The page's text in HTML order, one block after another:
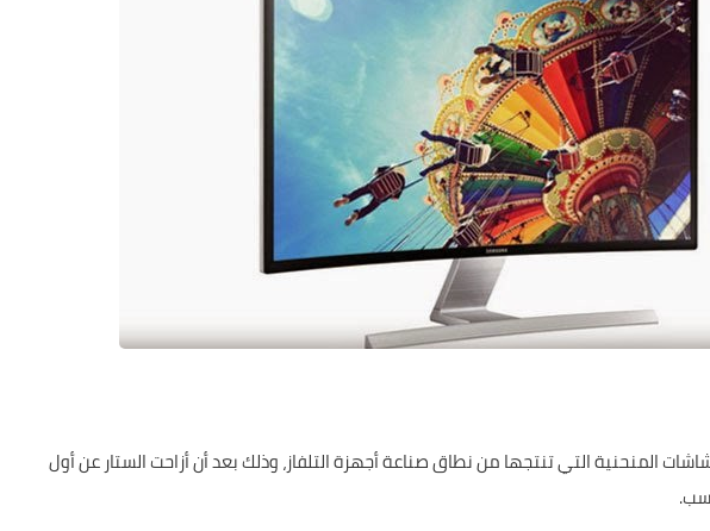
المنحنية التي تنتجها من نطاق صناعة أجهزة التلفاز، وذلك بعد أن أزاحت الستار عن أول